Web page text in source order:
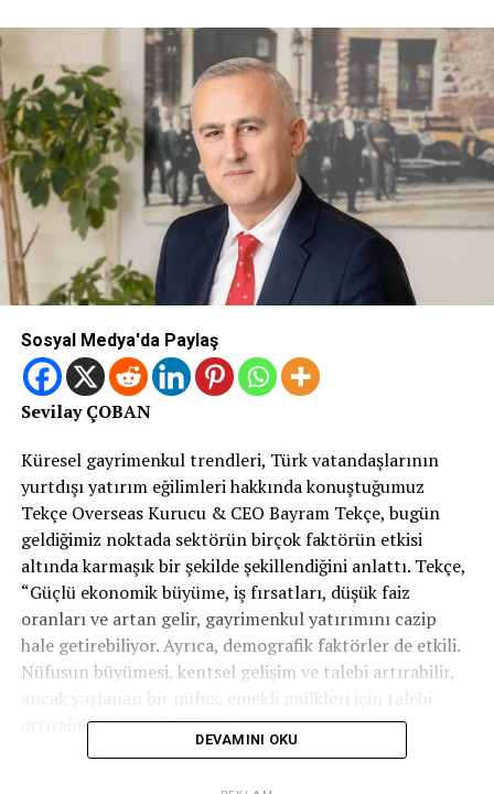
Sosyal Medya'da Paylaş
Sevilay ÇOBAN
Küresel gayrimenkul trendleri, Türk vatandaşlarının
yurtdışı yatırım eğilimleri hakkında konuştuğumuz
Tekçe Overseas Kurucu & CEO Bayram Tekçe, bugün
geldiğimiz noktada sektörün birçok faktörün etkisi
altında karmaşık bir şekilde şekillendiğini anlattı. Tekçe,
“Güçlü ekonomik büyüme, iş fırsatları, düşük faiz
oranları ve artan gelir, gayrimenkul yatırımını cazip
hale getirebiliyor. Ayrıca, demografik faktörler de etkili.
Nüfusun büyümesi, kentsel gelişim ve talebi artırabilir,
artırabiliyor” tespitini yaptı.
DEVAMINI OKU